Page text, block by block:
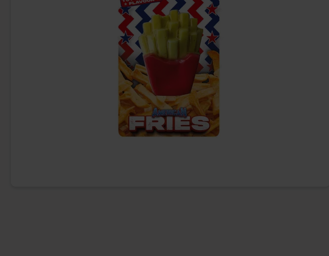
OLW Cheez Doodles Vegan 200g
Estrella Ovnsbakte Sour Cream & Onion
34.99 kr
Köp